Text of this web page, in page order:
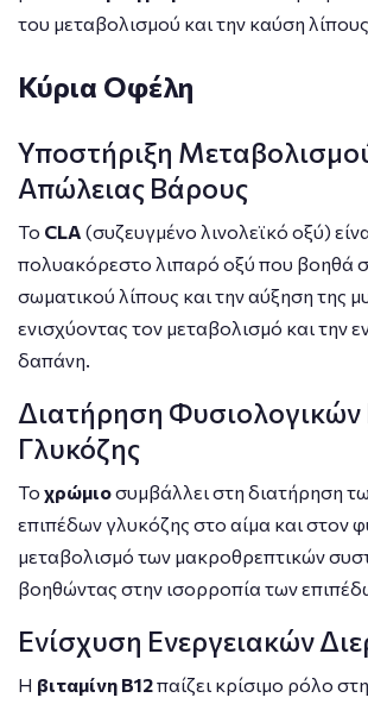
του μεταβολισμού και την καύση
Κύρια Οφέλη
Υποστήριξη
Απώλειας Βάρους
Το CLA (συζευγμένο λινολεϊκό οξύ)
πολυακόρεστο λιπαρό οξύ που βοηθά
σωματικού λίπους και την αύξηση της
ενισχύοντας τον μεταβολισμό και την
δαπάνη.
Διατήρηση Φυσιολογικών
Γλυκόζης
Το χρώμιοσυμβάλλει στη διατήρηση
επιπέδων γλυκόζης στο αίμα και στον
μεταβολισμό των μακροθρεπτικών
βοηθώντας στην ισορροπία των
Ενίσχυση Ενεργειακών
Η βιταμίνη Β12παίζει κρίσιμο ρόλο